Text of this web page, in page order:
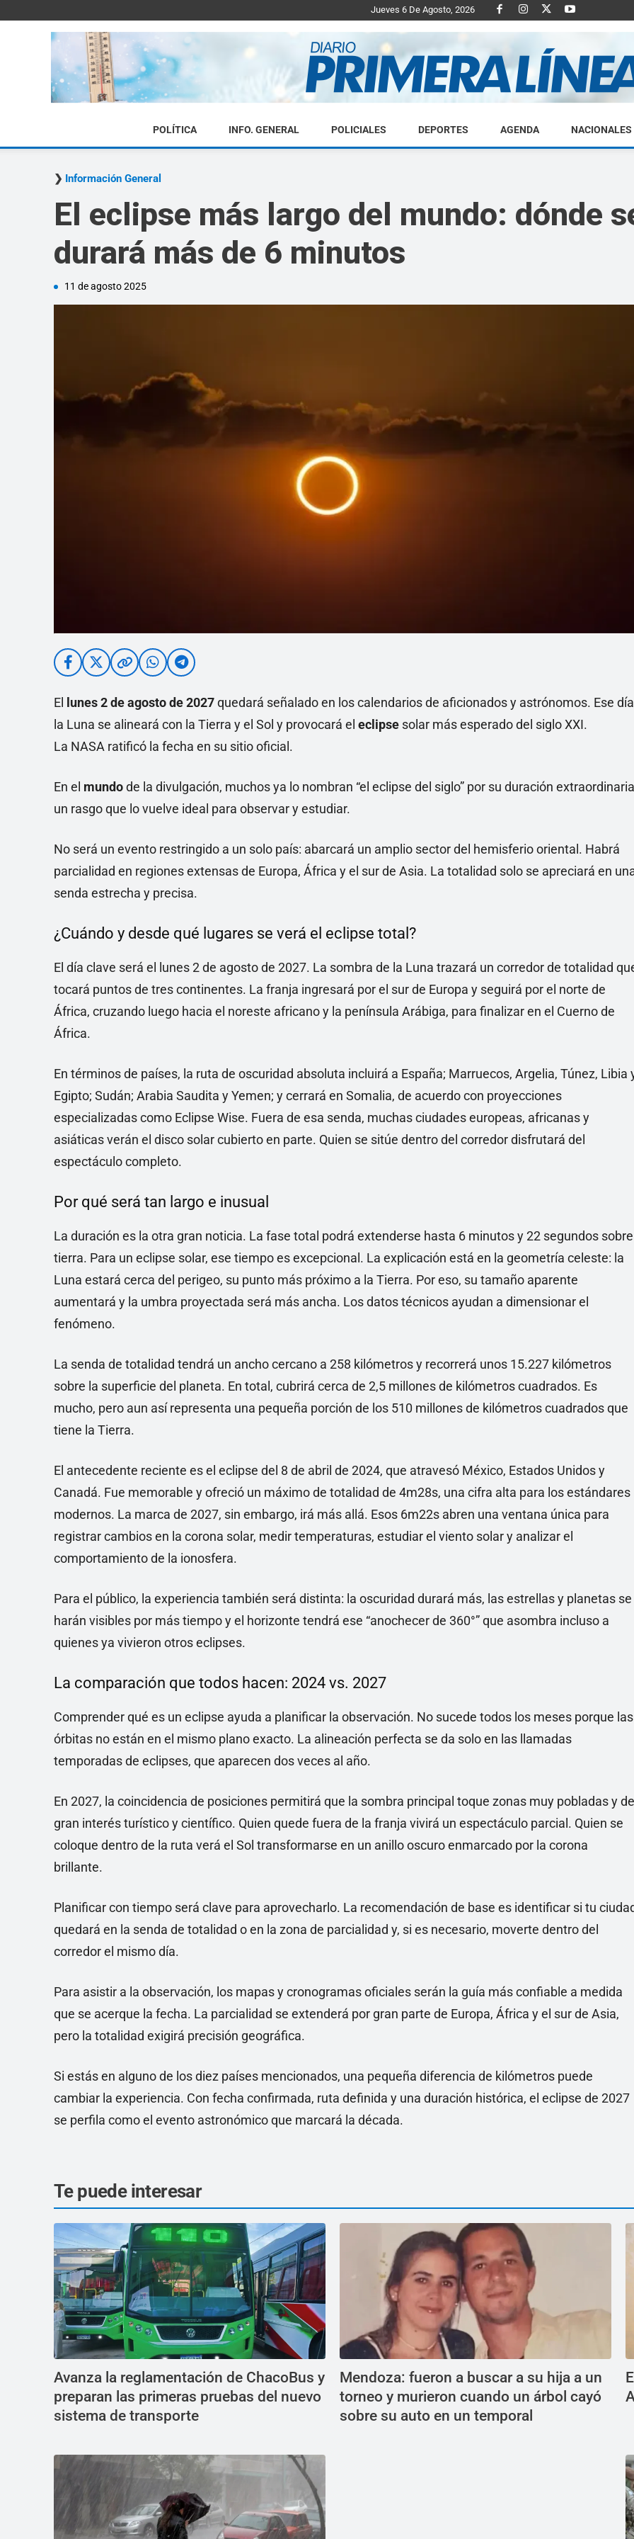
Jueves 6 De Agosto, 2026
Diario
POLÍTICA INFO. GENERAL POLICIALES DEPORTES AGENDA NACIONALES
Información General
El eclipse más largo del mundo: dónde
durará más de 6 minutos
11 de agosto 2025
El lunes 2 de agosto de 2027quedará señalado en los calendarios de aficionados y astrónomos. Ese
la Luna se alineará con la Tierra y el Sol y provocará el eclipse solar más esperado del siglo XXI.
La NASA ratificó la fecha en su sitio oficial.
En el mundode la divulgación, muchos ya lo nombran “el eclipse del siglo” por su duración
un rasgo que lo vuelve ideal para observar y estudiar.
No será un evento restringido a un solo país: abarcará un amplio sector del hemisferio oriental. Habrá
parcialidad en regiones extensas de Europa, África y el sur de Asia. La totalidad solo se apreciará en
senda estrecha y precisa.
¿Cuándo y desde qué lugares se verá el eclipse total?
El día clave será el lunes 2 de agosto de 2027. La sombra de la Luna trazará un corredor de totalidad
tocará puntos de tres continentes. La franja ingresará por el sur de Europa y seguirá por el norte de
África, cruzando luego hacia el noreste africano y la península Arábiga, para finalizar en el Cuerno de
África.
En términos de países, la ruta de oscuridad absoluta incluirá a España; Marruecos, Argelia, Túnez, Libia
Egipto; Sudán; Arabia Saudita y Yemen; y cerrará en Somalia, de acuerdo con proyecciones
especializadas como Eclipse Wise. Fuera de esa senda, muchas ciudades europeas, africanas y
asiáticas verán el disco solar cubierto en parte. Quien se sitúe dentro del corredor disfrutará del
espectáculo completo.
Por qué será tan largo e inusual
La duración es la otra gran noticia. La fase total podrá extenderse hasta 6 minutos y 22 segundos sobre
tierra. Para un eclipse solar, ese tiempo es excepcional. La explicación está en la geometría celeste: la
Luna estará cerca del perigeo, su punto más próximo a la Tierra. Por eso, su tamaño aparente
aumentará y la umbra proyectada será más ancha. Los datos técnicos ayudan a dimensionar el
fenómeno.
La senda de totalidad tendrá un ancho cercano a 258 kilómetros y recorrerá unos 15.227 kilómetros
sobre la superficie del planeta. En total, cubrirá cerca de 2,5 millones de kilómetros cuadrados. Es
mucho, pero aun así representa una pequeña porción de los 510 millones de kilómetros cuadrados que
tiene la Tierra.
El antecedente reciente es el eclipse del 8 de abril de 2024, que atravesó México, Estados Unidos y
Canadá. Fue memorable y ofreció un máximo de totalidad de 4m28s, una cifra alta para los estándares
modernos. La marca de 2027, sin embargo, irá más allá. Esos 6m22s abren una ventana única para
registrar cambios en la corona solar, medir temperaturas, estudiar el viento solar y analizar el
comportamiento de la ionosfera.
Para el público, la experiencia también será distinta: la oscuridad durará más, las estrellas y planetas se
harán visibles por más tiempo y el horizonte tendrá ese “anochecer de 360°” que asombra incluso a
quienes ya vivieron otros eclipses.
La comparación que todos hacen: 2024 vs. 2027
Comprender qué es un eclipse ayuda a planificar la observación. No sucede todos los meses porque las
órbitas no están en el mismo plano exacto. La alineación perfecta se da solo en las llamadas
temporadas de eclipses, que aparecen dos veces al año.
En 2027, la coincidencia de posiciones permitirá que la sombra principal toque zonas muy pobladas y de
gran interés turístico y científico. Quien quede fuera de la franja vivirá un espectáculo parcial. Quien se
coloque dentro de la ruta verá el Sol transformarse en un anillo oscuro enmarcado por la corona
brillante.
Planificar con tiempo será clave para aprovecharlo. La recomendación de base es identificar si tu
quedará en la senda de totalidad o en la zona de parcialidad y, si es necesario, moverte dentro del
corredor el mismo día.
Para asistir a la observación, los mapas y cronogramas oficiales serán la guía más confiable a medida
que se acerque la fecha. La parcialidad se extenderá por gran parte de Europa, África y el sur de Asia,
pero la totalidad exigirá precisión geográfica.
Si estás en alguno de los diez países mencionados, una pequeña diferencia de kilómetros puede
cambiar la experiencia. Con fecha confirmada, ruta definida y una duración histórica, el eclipse de 2027
se perfila como el evento astronómico que marcará la década.
Te puede interesar
Avanza la reglamentación de ChacoBus y
preparan las primeras pruebas del nuevo
sistema de transporte
Mendoza: fueron a buscar a su hija a un
torneo y murieron cuando un árbol cayó
sobre su auto en un temporal